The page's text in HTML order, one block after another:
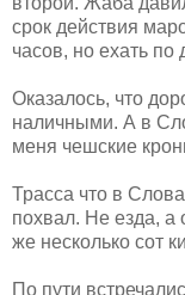
срок действия
часов, но ехать
Оказалось, что
наличными. А в
меня чешские
Трасса что в
похвал. Не езда, а
же несколько сот
По пути